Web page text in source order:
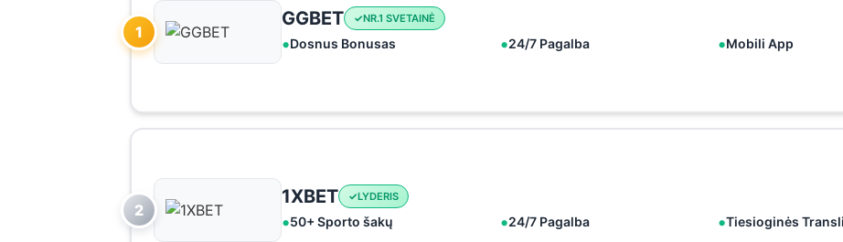
1
GGBET NR.1 SVETAINĖ
Dosnus Bonusas 24/7 Pagalba Mobili App
2
1XBET LYDERIS
50+ Sporto šakų 24/7 Pagalba Tiesioginės